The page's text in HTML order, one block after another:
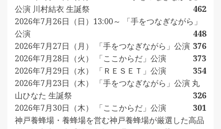
公演 川村結衣 生誕祭
462
2026年7月26日（日）13:00～ 「手をつなぎながら」
公演
448
2026年7月27日（月） 「手をつなぎながら」公演 376
2026年7月28日（火） 「ここからだ」公演
373
2026年7月29日（水） 「ＲＥＳＥＴ」公演
354
2026年7月23日（木） 「手をつなぎながら」公演 丸
山ひなた 生誕祭
326
2026年7月30日（木） 「ここからだ」公演
301
神戸養蜂場・養蜂場を営む神戸養蜂場が厳選した高品